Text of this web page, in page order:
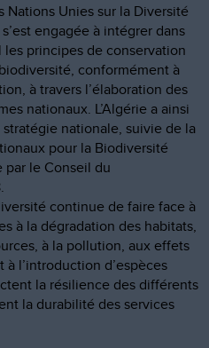
Unies sur la Diversité
engagée à intégrer dans
principes de conservation
conformément à
à travers l’élaboration des
nationaux. L’Algérie a ainsi
nationale, suivie de la
pour la Biodiversité
par le Conseil du
continue de faire face à
à la dégradation des habitats,
à la pollution, aux effets
l’introduction d’espèces
la résilience des différents
la durabilité des services